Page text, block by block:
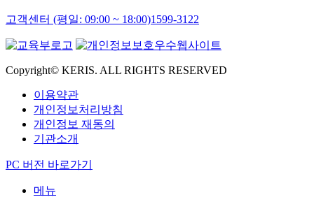
고객센터 (평일: 09:00 ~ 18:00)1599-3122
Copyright© KERIS. ALL RIGHTS RESERVED
이용약관
개인정보처리방침
개인정보 재동의
기관소개
PC 버전 바로가기
메뉴